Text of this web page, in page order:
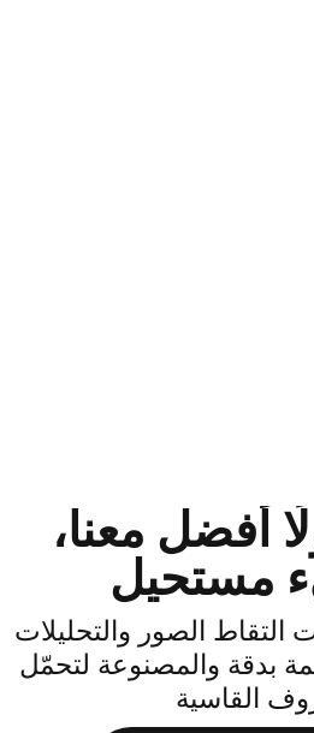
أفضل معنا،
مستحيل
الصور والتحليلات
بدقة والمصنوعة لتحمّل
القاسية